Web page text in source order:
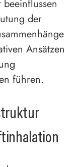
der
Ansätzen
führen.